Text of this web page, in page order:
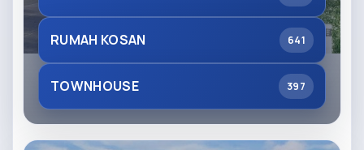
RUMAH KOSAN 641
TOWNHOUSE 397